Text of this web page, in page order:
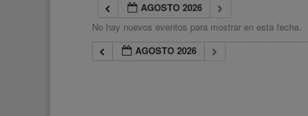
AGOSTO 2026
No hay nuevos eventos para mostrar en esta fecha.
AGOSTO 2026